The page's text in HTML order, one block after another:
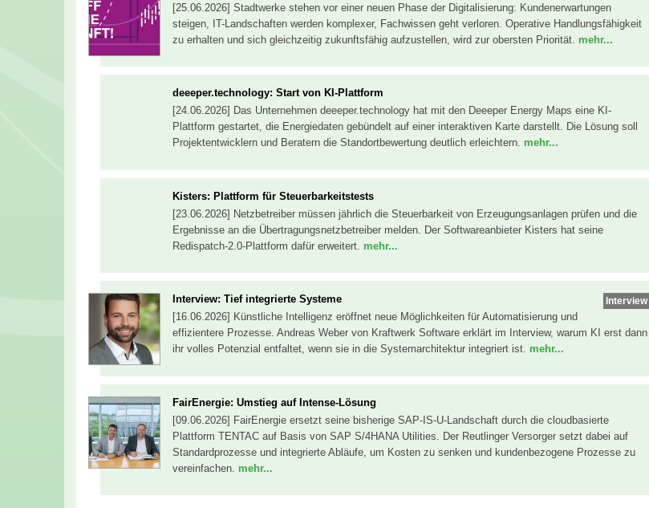
[25.06.2026] Stadtwerke stehen vor einer neuen Phase der Digitalisierung: Kundenerwartungen
steigen, IT-Landschaften werden komplexer, Fachwissen geht verloren. Operative Handlungsfähigkeit
zu erhalten und sich gleichzeitig zukunftsfähig aufzustellen, wird zur obersten Priorität. mehr...
deeeper.technology: Start von KI-Plattform
[24.06.2026] Das Unternehmen deeeper.technology hat mit den Deeeper Energy Maps eine KI-
Plattform gestartet, die Energiedaten gebündelt auf einer interaktiven Karte darstellt. Die Lösung soll
Projektentwicklern und Beratern die Standortbewertung deutlich erleichtern. mehr...
Kisters: Plattform für Steuerbarkeitstests
[23.06.2026] Netzbetreiber müssen jährlich die Steuerbarkeit von Erzeugungsanlagen prüfen und die
Ergebnisse an die Übertragungsnetzbetreiber melden. Der Softwareanbieter Kisters hat seine
Redispatch-2.0-Plattform dafür erweitert. mehr...
Interview
Interview: Tief integrierte Systeme
[16.06.2026] Künstliche Intelligenz eröffnet neue Möglichkeiten für Automatisierung und
effizientere Prozesse. Andreas Weber von Kraftwerk Software erklärt im Interview, warum KI erst dann
ihr volles Potenzial entfaltet, wenn sie in die Systemarchitektur integriert ist. mehr...
FairEnergie: Umstieg auf Intense-Lösung
[09.06.2026] FairEnergie ersetzt seine bisherige SAP-IS-U-Landschaft durch die cloudbasierte
Plattform TENTAC auf Basis von SAP S/4HANA Utilities. Der Reutlinger Versorger setzt dabei auf
Standardprozesse und integrierte Abläufe, um Kosten zu senken und kundenbezogene Prozesse zu
vereinfachen. mehr...